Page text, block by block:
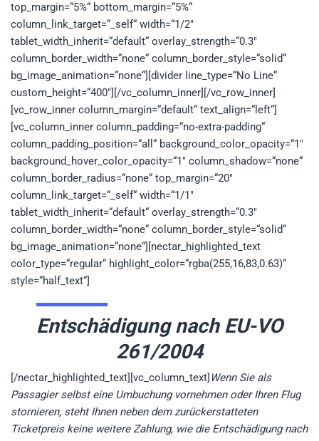
top_margin=“5%“ bottom_margin=“5%“
column_link_target=“_self“ width=“1/2″
tablet_width_inherit=“default“ overlay_strength=“0.3″
column_border_width=“none“ column_border_style=“solid“
bg_image_animation=“none“][divider line_type=“No Line“
custom_height=“400″][/vc_column_inner][/vc_row_inner]
[vc_row_inner column_margin=“default“ text_align=“left“]
[vc_column_inner column_padding=“no-extra-padding“
column_padding_position=“all“ background_color_opacity=“1″
background_hover_color_opacity=“1″ column_shadow=“none“
column_border_radius=“none“ top_margin=“20″
column_link_target=“_self“ width=“1/1″
tablet_width_inherit=“default“ overlay_strength=“0.3″
column_border_width=“none“ column_border_style=“solid“
bg_image_animation=“none“][nectar_highlighted_text
color_type=“regular“ highlight_color=“rgba(255,16,83,0.63)“
style=“half_text“]
Entschädigung nach EU-VO
261/2004
[/nectar_highlighted_text][vc_column_text] Wenn Sie als
Passagier selbst eine Umbuchung vornehmen oder Ihren Flug
stornieren, steht Ihnen neben dem zurückerstatteten
Ticketpreis keine weitere Zahlung, wie die Entschädigung nach